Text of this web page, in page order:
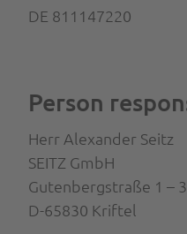
DE 811147220
Person
Herr Alexander Seitz
SEITZ GmbH
Gutenbergstraße 1 – 3
D-65830 Kriftel